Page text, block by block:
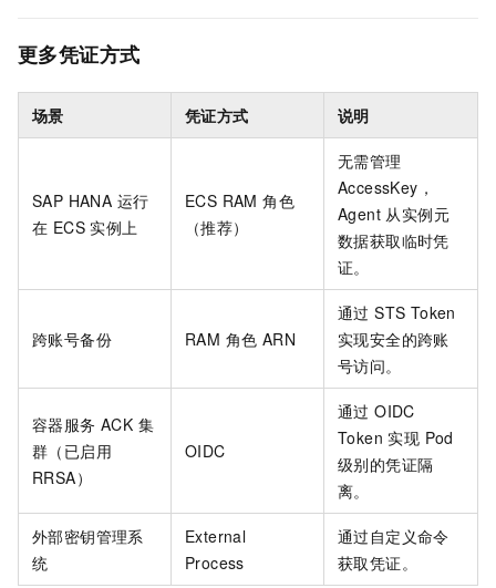
更多凭证方式
场景 凭证方式 说明
SAP HANA 运行
在 ECS 实例上
ECS RAM 角色
（推荐）
无需管理
AccessKey，
Agent 从实例元
数据获取临时凭
证。
跨账号备份 RAM 角色 ARN
通过 STS Token
实现安全的跨账
号访问。
容器服务 ACK 集
群（已启用
RRSA）
OIDC
通过 OIDC
Token 实现 Pod
级别的凭证隔
离。
外部密钥管理系
统
External
Process
通过自定义命令
获取凭证。